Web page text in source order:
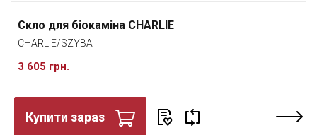
Скло для біокаміна CHARLIE
CHARLIE/SZYBA
3 605 грн.
Купити зараз